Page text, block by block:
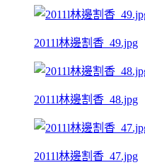
2011l林邊割香_49.jpg
2011l林邊割香_48.jpg
2011l林邊割香_47.jpg